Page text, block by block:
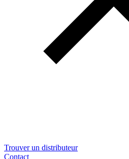
Trouver un distributeur
Contact